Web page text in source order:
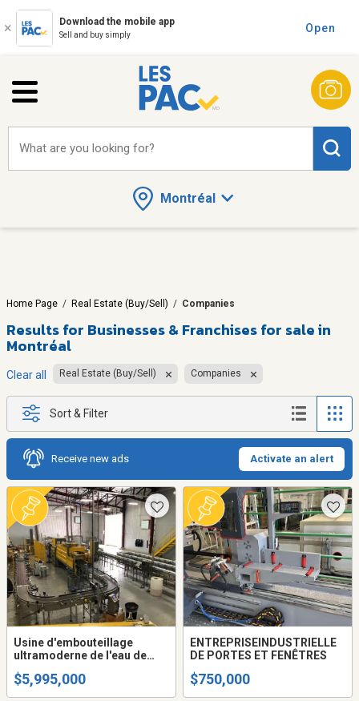
Download the mobile app
Sell and buy simply
Open
Montréal
What are you looking for?
Home Page / Real Estate (Buy/Sell) / Companies
Results for Businesses & Franchises for sale in
Montréal
Clear all Real Estate (Buy/Sell) Companies
Sort & Filter
Receive new ads Activate an alert
Usine d'embouteillage
ultramoderne de l'eau de
$5,995,000
ENTREPRISEINDUSTRIELLE
DE PORTES ET FENÊTRES
$750,000